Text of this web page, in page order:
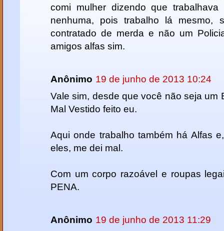
comi mulher dizendo que
nenhuma, pois trabalho lá
contratado de merda e não um
amigos alfas sim.
Anônimo 19 de junho de 2013 10:24
Vale sim, desde que você não seja um
Mal Vestido feito eu.
Aqui onde trabalho também há Alfas
eles, me dei mal.
Com um corpo razoável e roupas
PENA.
Anônimo 19 de junho de 2013 11:29